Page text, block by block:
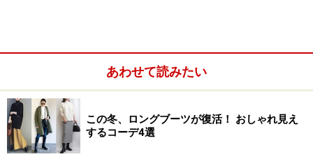
1.マシュマロラウンドパンプス
あわせて読みたい
この冬、ロングブーツが復活！ おしゃれ見え
するコーデ4選